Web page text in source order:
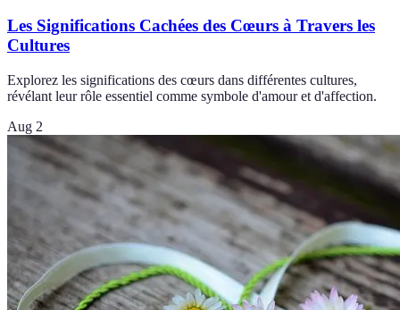
Les Significations Cachées des Cœurs à Travers les
Cultures
Explorez les significations des cœurs dans différentes cultures,
révélant leur rôle essentiel comme symbole d'amour et d'affection.
Aug 2